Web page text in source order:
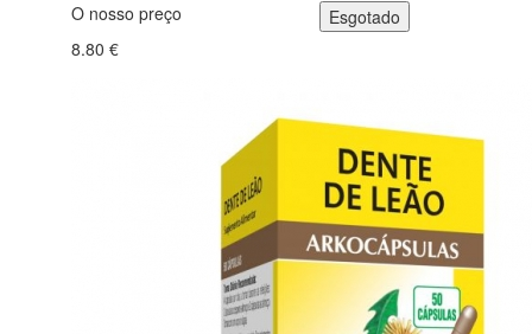
O nosso preço
8.80 €